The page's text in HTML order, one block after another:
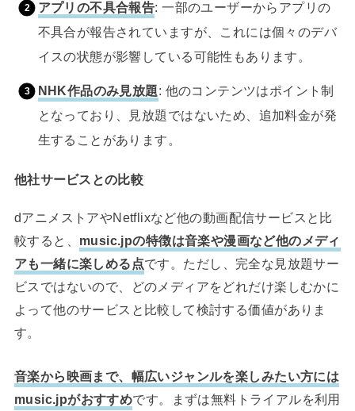
アプリの不具合報告: 一部のユーザーからアプリの
不具合が報告されていますが、これには個々のデバ
イスの状態が影響している可能性もあります。
NHK作品のみ見放題: 他のコンテンツはポイント制
となっており、見放題ではないため、追加料金が発
生することがあります。
他社サービスとの比較
dアニメストアやNetflixなど他の動画配信サービスと比
較すると、 music.jpの特徴は音楽や漫画など他のメディ
アも一緒に楽しめる点です。ただし、完全な見放題サー
ビスではないので、どのメディアをどれだけ楽しむかに
よって他のサービスと比較して検討する価値がありま
す。
音楽から映画まで、幅広いジャンルを楽しみたい方には
music.jpがおすすめです。まずは無料トライアルを利用